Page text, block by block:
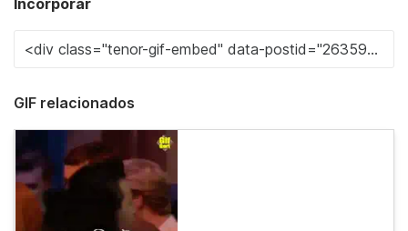
Incorporar
GIF relacionados